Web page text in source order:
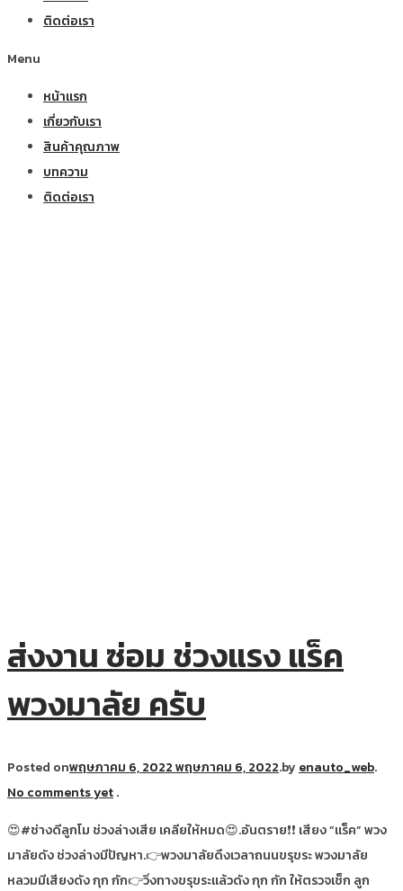
ติดต่อเรา
Menu
หน้าแรก
เกี่ยวกับเรา
สินค้าคุณภาพ
บทความ
ติดต่อเรา
ส่งงาน ซ่อม ช่วงแรง แร็ค
พวงมาลัย ครับ
Posted onพฤษภาคม 6, 2022พฤษภาคม 6, 2022.by enauto_web.
No comments yet.
😍#ช่างดีลูกโม ช่วงล่างเสีย เคลียให้หมด😍.อันตราย❗❗ เสียง “แร็ค” พวง
มาลัยดัง ช่วงล่างมีปัญหา.👉พวงมาลัยดึงเวลาถนนขรุขระ พวงมาลัย
หลวมมีเสียงดัง กุก กัก👉วิ่งทางขรุขระแล้วดัง กุก กัก ให้ตรวจเช็ก ลูก